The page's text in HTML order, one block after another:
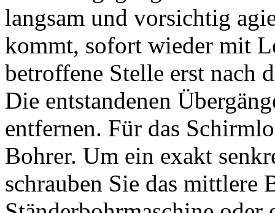
langsam und vorsichtig
kommt, sofort wieder mit
betroffene Stelle erst nach
Die entstandenen
entfernen. Für das
Bohrer. Um ein exakt
schrauben Sie das mittlere